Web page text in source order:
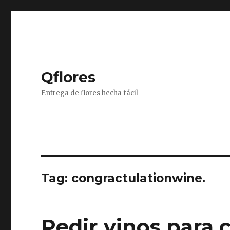
Qflores
Entrega de flores hecha fácil
Tag: congractulationwine.